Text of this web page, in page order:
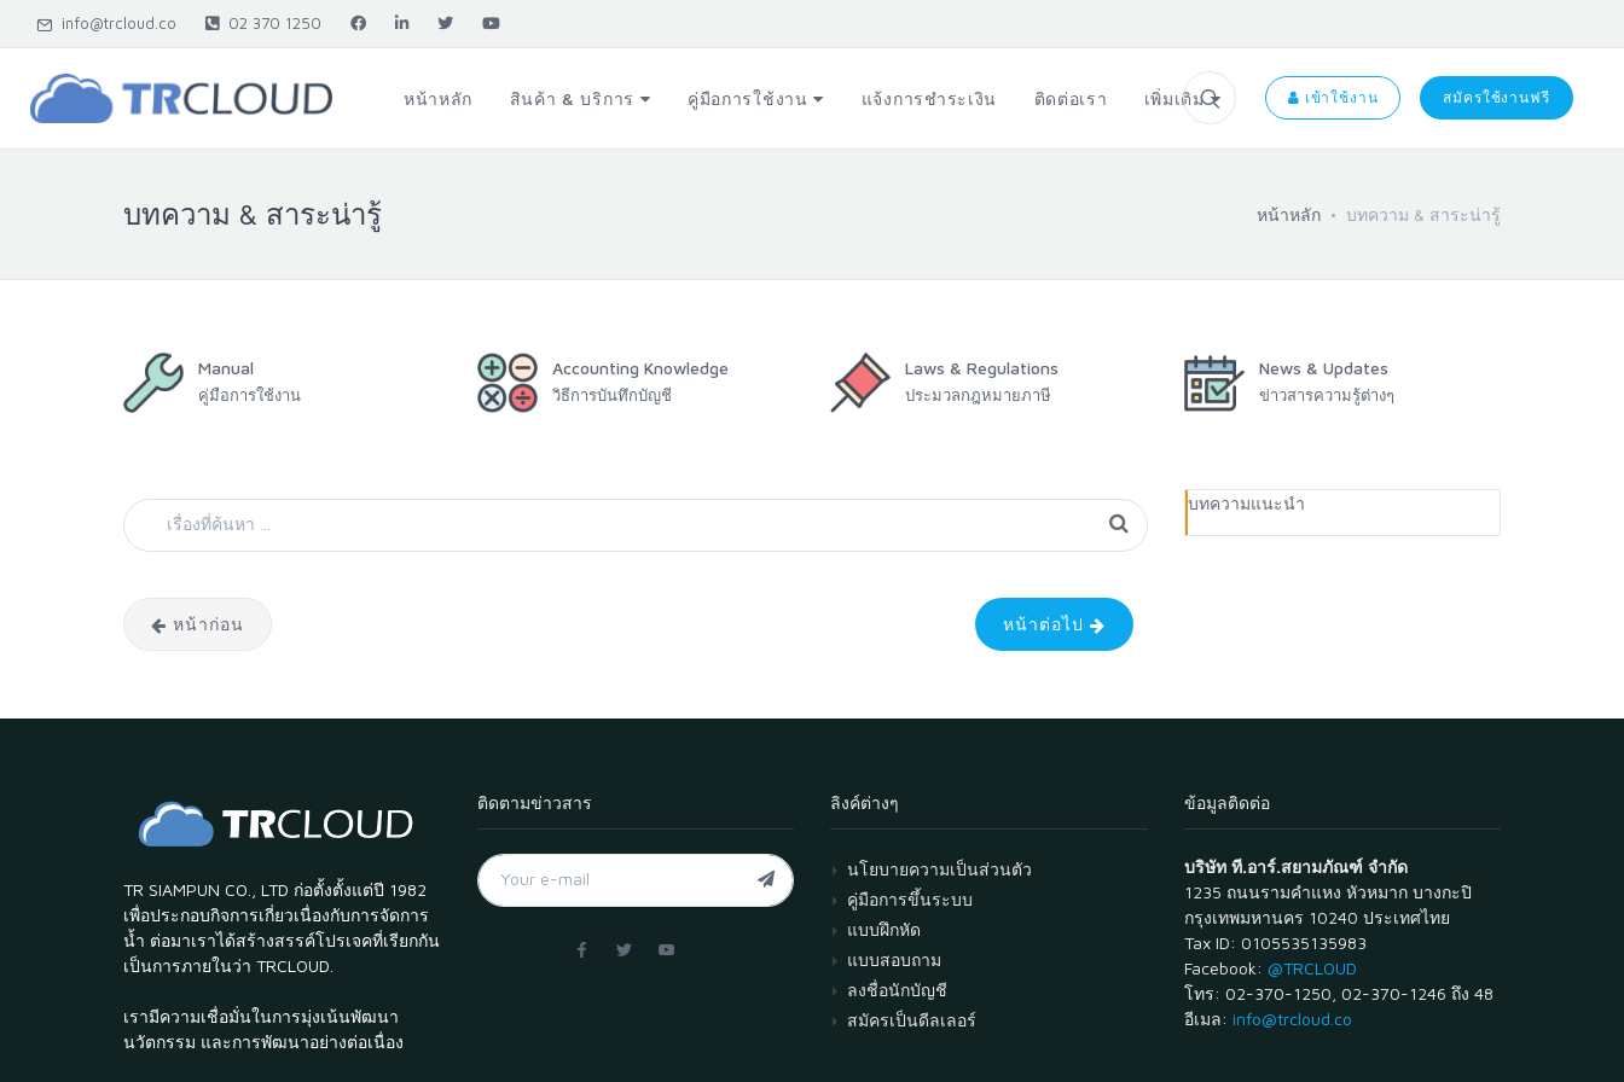
info@trcloud.co 02 370 1250
หน้าหลัก สินค้า & บริการ คู่มือการใช้งาน แจ้งการชำระเงิน ติดต่อเรา เพิ่มเติม เข้าใช้งาน สมัครใช้งานฟรี
บทความ & สาระน่ารู้ หน้าหลัก บทความ & สาระน่ารู้
Manual
คู่มือการใช้งาน
Accounting Knowledge
วิธีการบันทึกบัญชี
Laws & Regulations
ประมวลกฎหมายภาษี
News & Updates
ข่าวสารความรู้ต่างๆ
หน้าก่อน หน้าต่อไป
บทความแนะนำ
TR SIAMPUN CO., LTD ก่อตั้งตั้งแต่ปี 1982
เพื่อประกอบกิจการเกี่ยวเนื่องกับการจัดการ
น้ำ ต่อมาเราได้สร้างสรรค์โปรเจคที่เรียกกัน
เป็นการภายในว่า TRCLOUD.
เรามีความเชื่อมั่นในการมุ่งเน้นพัฒนา
นวัตกรรม และการพัฒนาอย่างต่อเนื่อง
ติดตามข่าวสาร ลิงค์ต่างๆ
นโยบายความเป็นส่วนตัว
คู่มือการขึ้นระบบ
แบบฝึกหัด
แบบสอบถาม
ลงชื่อนักบัญชี
สมัครเป็นดีลเลอร์
ข้อมูลติดต่อ
บริษัท ที.อาร์.สยามภัณฑ์ จำกัด
1235 ถนนรามคำแหง หัวหมาก บางกะปิ
กรุงเทพมหานคร 10240 ประเทศไทย
Tax ID: 0105535135983
Facebook: @TRCLOUD
โทร: 02-370-1250, 02-370-1246 ถึง 48
อีเมล: info@trcloud.co